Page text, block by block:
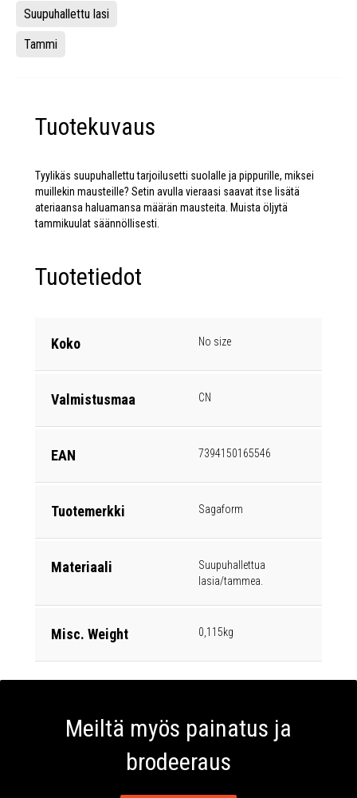
Suupuhallettu lasi
Tammi
Tuotekuvaus
Tyylikäs suupuhallettu tarjoilusetti suolalle ja pippurille, miksei
muillekin mausteille? Setin avulla vieraasi saavat itse lisätä
ateriaansa haluamansa määrän mausteita. Muista öljytä
tammikuulat säännöllisesti.
Tuotetiedot
Koko No size
Valmistusmaa CN
EAN 7394150165546
Tuotemerkki Sagaform
Materiaali
Suupuhallettua
lasia/tammea.
Misc. Weight 0,115kg
Meiltä myös painatus ja
brodeeraus